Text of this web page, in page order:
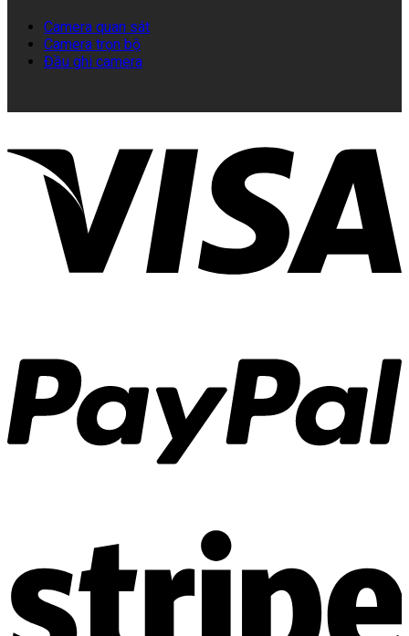
Camera quan sát
Camera trọn bộ
Đầu ghi camera